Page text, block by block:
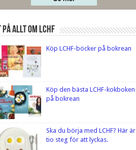
Allt om LCHF
Köp LCHF-böcker på bokrean
Köp den bästa LCHF-kokboken
på bokrean
Ska du börja med LCHF? Här är
tio steg för att lyckas.